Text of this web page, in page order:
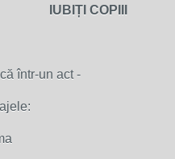
IUBIȚI COPIII
într-un act -